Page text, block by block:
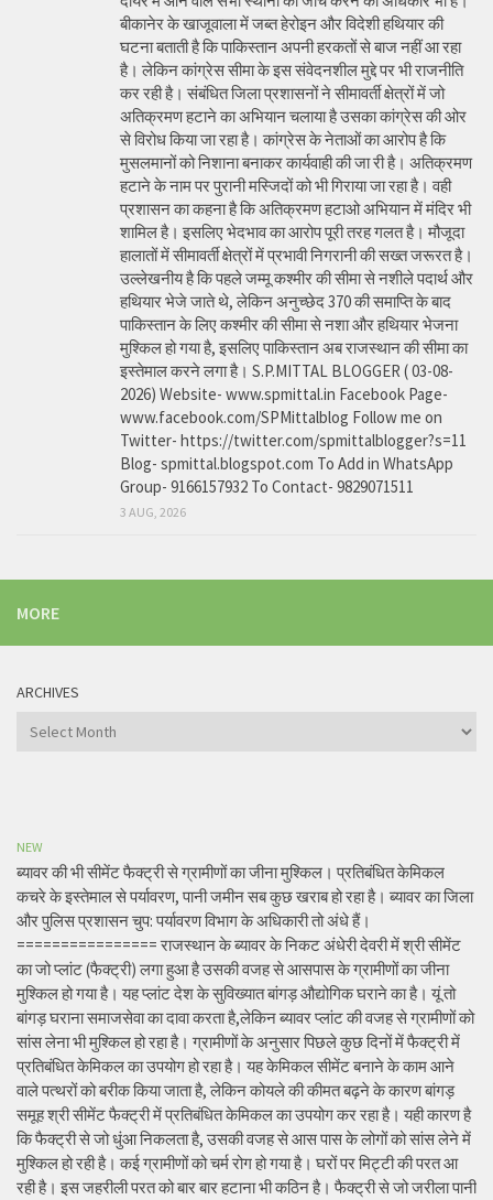
बीकानेर के खाजूवाला में जब्त हेरोइन और विदेशी हथियार की
घटना बताती है कि पाकिस्तान अपनी हरकतों से बाज नहीं आ रहा
है। लेकिन कांग्रेस सीमा के इस संवेदनशील मुद्दे पर भी राजनीति
कर रही है। संबंधित जिला प्रशासनों ने सीमावर्ती क्षेत्रों में जो
अतिक्रमण हटाने का अभियान चलाया है उसका कांग्रेस की ओर
से विरोध किया जा रहा है। कांग्रेस के नेताओं का आरोप है कि
मुसलमानों को निशाना बनाकर कार्यवाही की जा री है। अतिक्रमण
हटाने के नाम पर पुरानी मस्जिदों को भी गिराया जा रहा है। वही
प्रशासन का कहना है कि अतिक्रमण हटाओ अभियान में मंदिर भी
शामिल है। इसलिए भेदभाव का आरोप पूरी तरह गलत है। मौजूदा
हालातों में सीमावर्ती क्षेत्रों में प्रभावी निगरानी की सख्त जरूरत है।
उल्लेखनीय है कि पहले जम्मू कश्मीर की सीमा से नशीले पदार्थ और
हथियार भेजे जाते थे, लेकिन अनुच्छेद 370 की समाप्ति के बाद
पाकिस्तान के लिए कश्मीर की सीमा से नशा और हथियार भेजना
मुश्किल हो गया है, इसलिए पाकिस्तान अब राजस्थान की सीमा का
इस्तेमाल करने लगा है। S.P.MITTAL BLOGGER ( 03-08-
2026) Website- www.spmittal.in Facebook Page-
www.facebook.com/SPMittalblog Follow me on
Twitter- https://twitter.com/spmittalblogger?s=11
Blog- spmittal.blogspot.com To Add in WhatsApp
Group- 9166157932 To Contact- 9829071511
3 AUG, 2026
MORE
ARCHIVES
Archives
NEW
ब्यावर की भी सीमेंट फैक्ट्री से ग्रामीणों का जीना मुश्किल। प्रतिबंधित केमिकल
कचरे के इस्तेमाल से पर्यावरण, पानी जमीन सब कुछ खराब हो रहा है। ब्यावर का जिला
और पुलिस प्रशासन चुप: पर्यावरण विभाग के अधिकारी तो अंधे हैं।
================ राजस्थान के ब्यावर के निकट अंधेरी देवरी में श्री सीमेंट
का जो प्लांट (फैक्ट्री) लगा हुआ है उसकी वजह से आसपास के ग्रामीणों का जीना
मुश्किल हो गया है। यह प्लांट देश के सुविख्यात बांगड़ औद्योगिक घराने का है। यूं तो
बांगड़ घराना समाजसेवा का दावा करता है,लेकिन ब्यावर प्लांट की वजह से ग्रामीणों को
सांस लेना भी मुश्किल हो रहा है। ग्रामीणों के अनुसार पिछले कुछ दिनों में फैक्ट्री में
प्रतिबंधित केमिकल का उपयोग हो रहा है। यह केमिकल सीमेंट बनाने के काम आने
वाले पत्थरों को बरीक किया जाता है, लेकिन कोयले की कीमत बढ़ने के कारण बांगड़
समूह श्री सीमेंट फैक्ट्री में प्रतिबंधित केमिकल का उपयोग कर रहा है। यही कारण है
कि फैक्ट्री से जो धुंआ निकलता है, उसकी वजह से आस पास के लोगों को सांस लेने में
मुश्किल हो रही है। कई ग्रामीणों को चर्म रोग हो गया है। घरों पर मिट्टी की परत आ
रही है। इस जहरीली परत को बार बार हटाना भी कठिन है। फैक्ट्री से जो जरीला पानी